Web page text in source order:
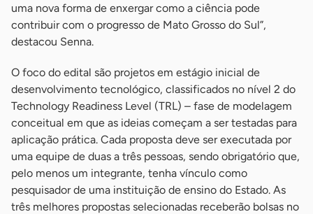
uma nova forma de enxergar como a ciência pode
contribuir com o progresso de Mato Grosso do Sul”,
destacou Senna.
O foco do edital são projetos em estágio inicial de
desenvolvimento tecnológico, classificados no nível 2 do
Technology Readiness Level (TRL) – fase de modelagem
conceitual em que as ideias começam a ser testadas para
aplicação prática. Cada proposta deve ser executada por
uma equipe de duas a três pessoas, sendo obrigatório que,
pelo menos um integrante, tenha vínculo como
pesquisador de uma instituição de ensino do Estado. As
três melhores propostas selecionadas receberão bolsas no